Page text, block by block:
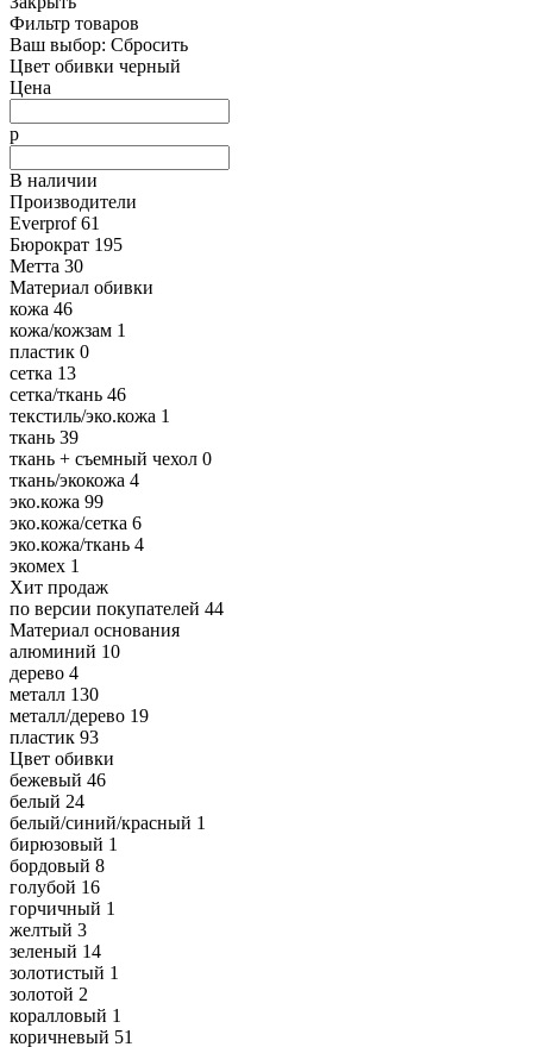
Фильтр товаров
Ваш выбор: Сбросить
Цвет обивки черный
Цена
р
В наличии
Производители
Everprof 61
Бюрократ 195
Метта 30
Материал обивки
кожа 46
кожа/кожзам 1
пластик 0
сетка 13
сетка/ткань 46
текстиль/эко.кожа 1
ткань 39
ткань + съемный чехол 0
ткань/экокожа 4
эко.кожа 99
эко.кожа/сетка 6
эко.кожа/ткань 4
экомех 1
Хит продаж
по версии покупателей 44
Материал основания
алюминий 10
дерево 4
металл 130
металл/дерево 19
пластик 93
Цвет обивки
бежевый 46
белый 24
белый/синий/красный 1
бирюзовый 1
бордовый 8
голубой 16
горчичный 1
желтый 3
зеленый 14
золотистый 1
золотой 2
коралловый 1
коричневый 51